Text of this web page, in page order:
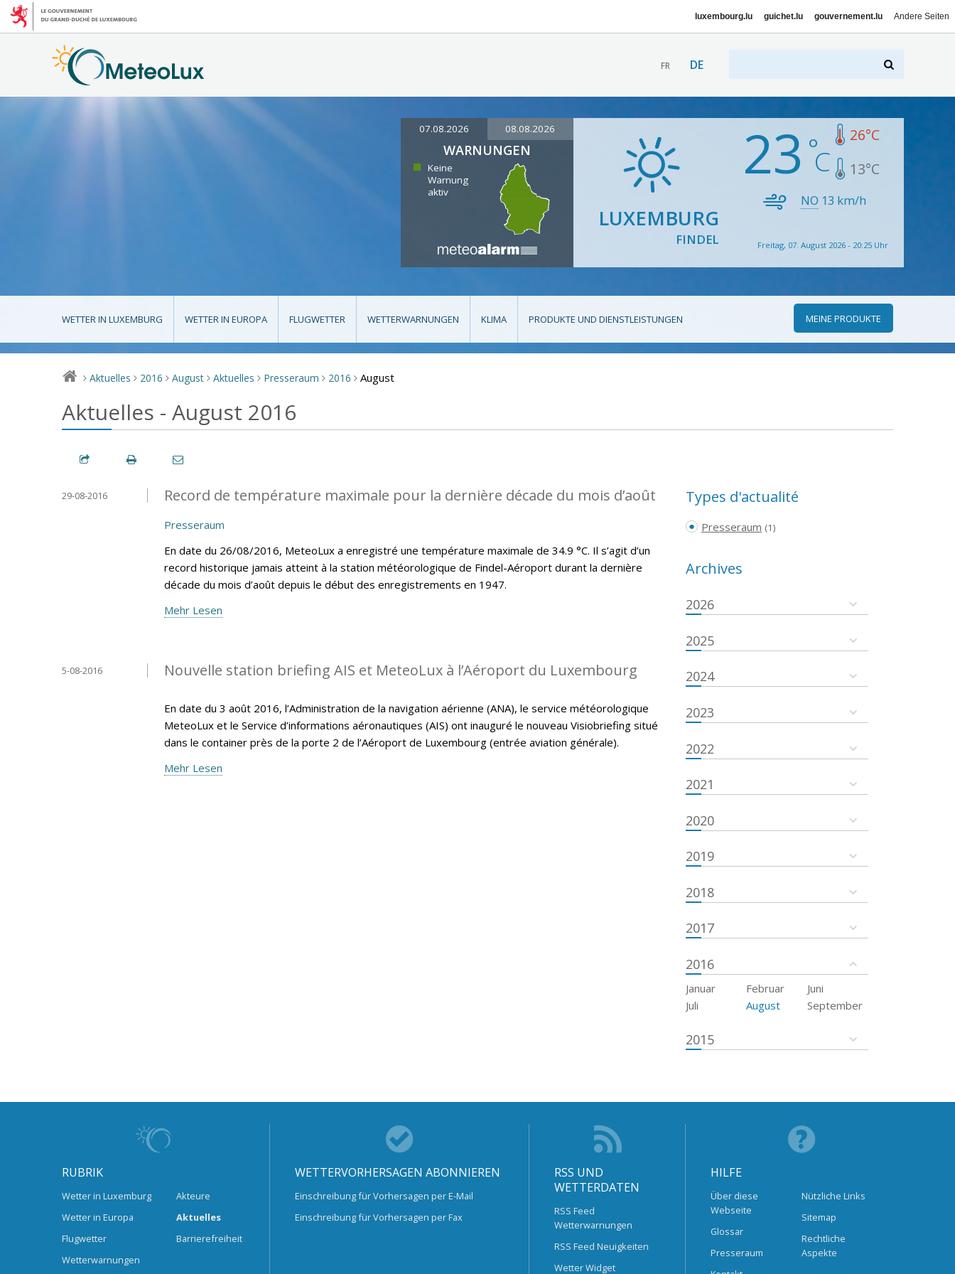
luxembourg.lu guichet.lu gouvernement.lu Andere Seiten
FR DE
07.08.2026 08.08.2026
WARNUNGEN
Keine
Warnung
aktiv
LUXEMBURG
FINDEL
23 26°C
13°C
NO 13 km/h
Freitag, 07. August 2026 - 20:25 Uhr
WETTER IN LUXEMBURG WETTER IN EUROPA FLUGWETTER WETTERWARNUNGEN KLIMA PRODUKTE UND DIENSTLEISTUNGEN MEINE PRODUKTE
> Aktuelles > 2016 > August > Aktuelles > Presseraum > 2016 > August
Aktuelles - August 2016
Record de température maximale pour la dernière décade du mois d’août
29-08-2016
Presseraum
En date du 26/08/2016, MeteoLux a enregistré une température maximale de 34.9 °C. Il s’agit d’un
record historique jamais atteint à la station météorologique de Findel-Aéroport durant la dernière
décade du mois d’août depuis le début des enregistrements en 1947.
Mehr Lesen
Nouvelle station briefing AIS et MeteoLux à l’Aéroport du Luxembourg
5-08-2016
En date du 3 août 2016, l’Administration de la navigation aérienne (ANA), le service météorologique
MeteoLux et le Service d’informations aéronautiques (AIS) ont inauguré le nouveau Visiobriefing situé
dans le container près de la porte 2 de l’Aéroport de Luxembourg (entrée aviation générale).
Mehr Lesen
Types d'actualité
Presseraum (1)
Archives
2026
2025
2024
2023
2022
2021
2020
2019
2018
2017
2016
Januar Februar
Juni
Juli
August September
2015
RUBRIK
Wetter in Luxemburg
Wetter in Europa
Flugwetter
Wetterwarnungen
Akteure
Aktuelles
Barrierefreiheit
WETTERVORHERSAGEN ABONNIEREN
Einschreibung für Vorhersagen per E-Mail
Einschreibung für Vorhersagen per Fax
RSS UND
WETTERDATEN
RSS Feed
Wetterwarnungen
RSS Feed Neuigkeiten
Wetter Widget
HILFE
Über diese
Webseite
Glossar
Presseraum
Nützliche Links
Sitemap
Rechtliche
Aspekte